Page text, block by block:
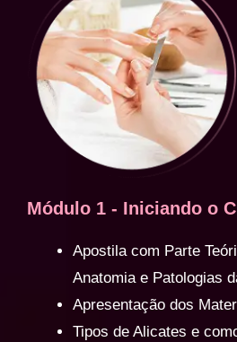
Módulo 1 - Iniciando o
Apostila com Parte
Anatomia e Patologias
Apresentação dos
Tipos de Alicates e